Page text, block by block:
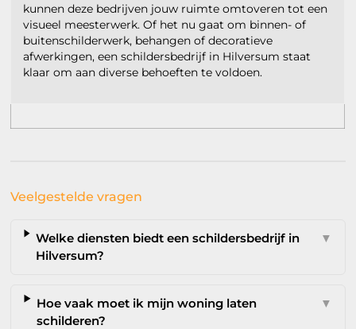
kunnen deze bedrijven jouw ruimte omtoveren tot een
visueel meesterwerk. Of het nu gaat om binnen- of
buitenschilderwerk, behangen of decoratieve
afwerkingen, een schildersbedrijf in Hilversum staat
klaar om aan diverse behoeften te voldoen.
Veelgestelde vragen
Welke diensten biedt een schildersbedrijf in
Hilversum?
▼
Hoe vaak moet ik mijn woning laten
schilderen?
▼